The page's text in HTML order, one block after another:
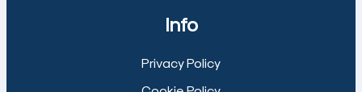
Info
Privacy Policy